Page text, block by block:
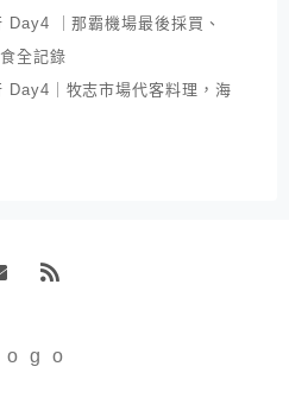
Day4 ｜那霸機場最後採買、
全記錄
Day4｜牧志市場代客料理，海